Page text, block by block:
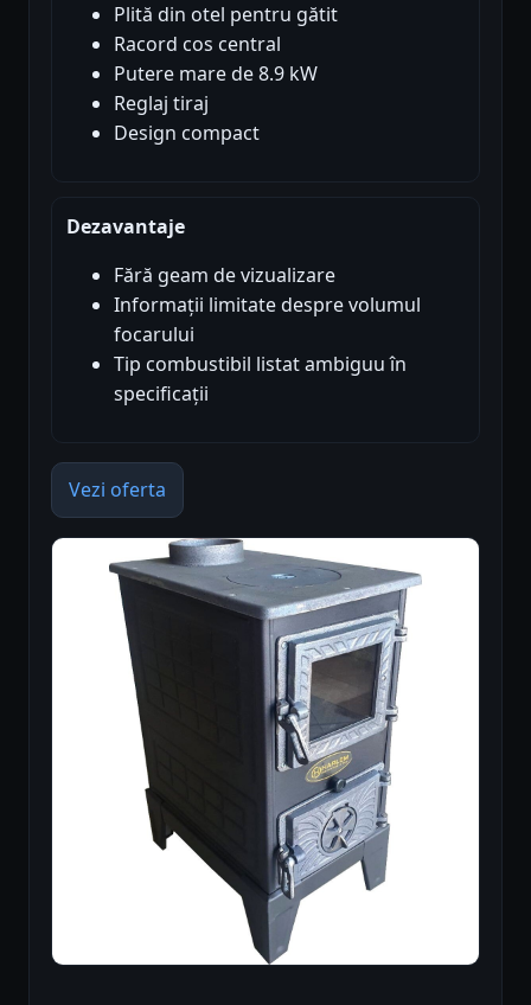
Plită din otel pentru gătit
Racord cos central
Putere mare de 8.9 kW
Reglaj tiraj
Design compact
Dezavantaje
Fără geam de vizualizare
Informații limitate despre volumul
focarului
Tip combustibil listat ambiguu în
specificații
Vezi oferta